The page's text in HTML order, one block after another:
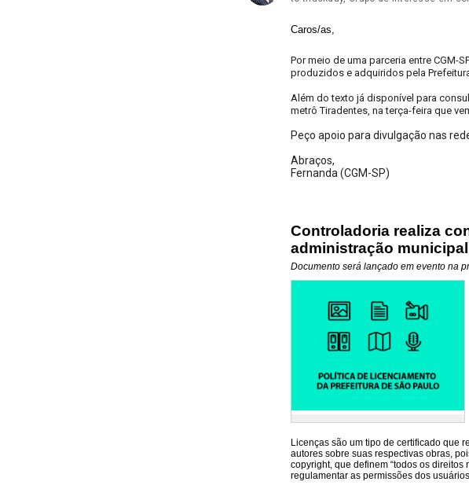
Caros/as,
Por meio de uma parceria entre CGM-
produzidos e adquiridos pela
Além do texto já disponível para
metrô Tiradentes, na terça-feira que
Peço apoio para divulgação nas
Abraços,
Fernanda (CGM-SP)
Controladoria realiza
administração municipal
Documento será lançado em evento na
Licenças são um tipo de certificado que
autores sobre suas respectivas obras,
copyright, que definem “todos os
regulamentar as permissões dos